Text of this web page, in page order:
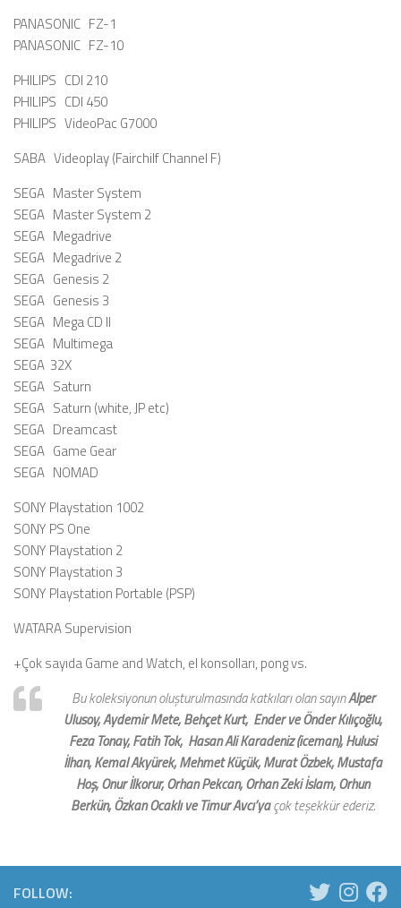
PANASONIC FZ-1
PANASONIC FZ-10
PHILIPS CDI 210
PHILIPS CDI 450
PHILIPS VideoPac G7000
SABA Videoplay (Fairchilf Channel F)
SEGA Master System
SEGA Master System 2
SEGA Megadrive
SEGA Megadrive 2
SEGA Genesis 2
SEGA Genesis 3
SEGA Mega CD II
SEGA Multimega
SEGA 32X
SEGA Saturn
SEGA Saturn (white, JP etc)
SEGA Dreamcast
SEGA Game Gear
SEGA NOMAD
SONY Playstation 1002
SONY PS One
SONY Playstation 2
SONY Playstation 3
SONY Playstation Portable (PSP)
WATARA Supervision
+Çok sayıda Game and Watch, el konsolları, pong vs.
Bu koleksiyonun oluşturulmasında katkıları olan sayınAlper
Ulusoy,Aydemir Mete, Behçet Kurt, Ender ve Önder Kılıçoğlu,
Feza Tonay, Fatih Tok, Hasan Ali Karadeniz (iceman), Hulusi
İlhan, Kemal Akyürek, Mehmet Küçük, Murat Özbek, Mustafa
Hoş, Onur İlkorur, Orhan Pekcan, Orhan Zeki İslam, Orhun
Berkün, Özkan Ocaklı ve Timur Avcı’yaçok teşekkür ederiz.
FOLLOW: